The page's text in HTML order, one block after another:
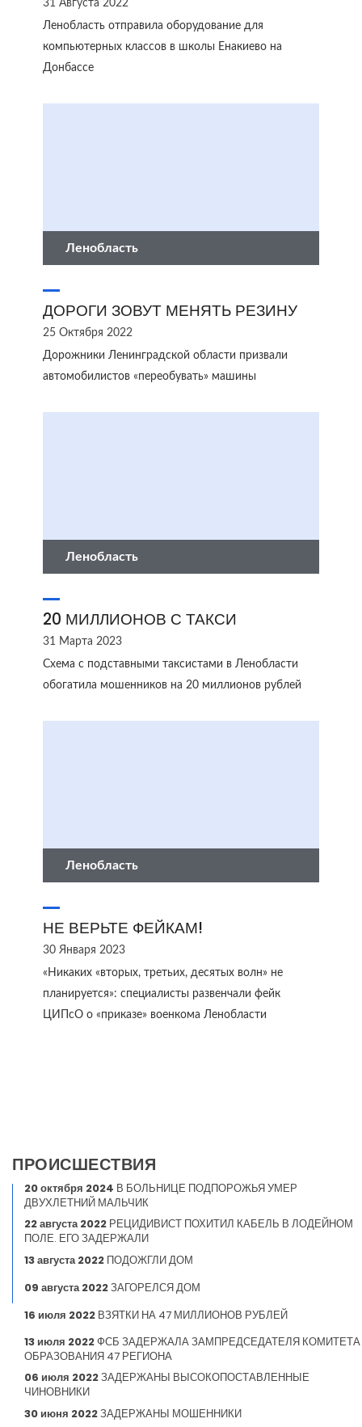
31 Августа 2022
Ленобласть отправила оборудование для
компьютерных классов в школы Енакиево на
Донбассе
Ленобласть
ДОРОГИ ЗОВУТ МЕНЯТЬ РЕЗИНУ
25 Октября 2022
Дорожники Ленинградской области призвали
автомобилистов «переобувать» машины
Ленобласть
20 МИЛЛИОНОВ С ТАКСИ
31 Марта 2023
Схема с подставными таксистами в Ленобласти
обогатила мошенников на 20 миллионов рублей
Ленобласть
НЕ ВЕРЬТЕ ФЕЙКАМ!
30 Января 2023
«Никаких «вторых, третьих, десятых волн» не
планируется»: специалисты развенчали фейк
ЦИПсО о «приказе» военкома Ленобласти
ПРОИСШЕСТВИЯ
20 октября 2024 В БОЛЬНИЦЕ ПОДПОРОЖЬЯ УМЕР
ДВУХЛЕТНИЙ МАЛЬЧИК
22 августа 2022 РЕЦИДИВИСТ ПОХИТИЛ КАБЕЛЬ В ЛОДЕЙНОМ
ПОЛЕ. ЕГО ЗАДЕРЖАЛИ
13 августа 2022 ПОДОЖГЛИ ДОМ
09 августа 2022ЗАГОРЕЛСЯ ДОМ
16 июля 2022 ВЗЯТКИ НА 47 МИЛЛИОНОВ РУБЛЕЙ
13 июля 2022ФСБ ЗАДЕРЖАЛА ЗАМПРЕДСЕДАТЕЛЯ КОМИТЕТА
ОБРАЗОВАНИЯ 47 РЕГИОНА
06 июля 2022ЗАДЕРЖАНЫ ВЫСОКОПОСТАВЛЕННЫЕ
ЧИНОВНИКИ
30 июня 2022ЗАДЕРЖАНЫ МОШЕННИКИ